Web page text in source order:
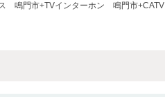
鳴門市+TVインターホン 鳴門市+CATV